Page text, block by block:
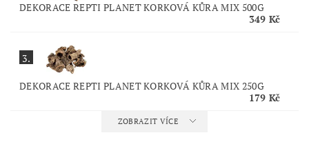
DEKORACE REPTI PLANET KORKOVÁ KŮRA MIX 500G
349 Kč
3.
DEKORACE REPTI PLANET KORKOVÁ KŮRA MIX 250G
179 Kč
ZOBRAZIT VÍCE